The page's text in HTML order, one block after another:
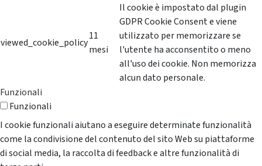
viewed_cookie_policy
11
mesi
Il cookie è impostato dal plugin
GDPR Cookie Consent e viene
utilizzato per memorizzare se
l'utente ha acconsentito o meno
all'uso dei cookie. Non memorizza
alcun dato personale.
Funzionali
Funzionali
I cookie funzionali aiutano a eseguire determinate funzionalità
come la condivisione del contenuto del sito Web su piattaforme
di social media, la raccolta di feedback e altre funzionalità di